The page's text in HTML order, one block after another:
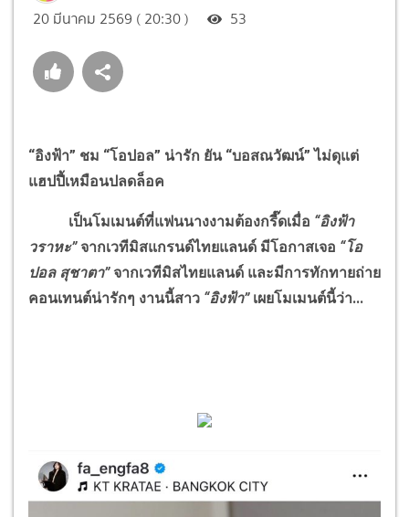
20 มีนาคม 2569 ( 20:30 ) 53
“อิงฟ้า” ชม “โอปอล” น่ารัก ยัน “บอสณวัฒน์” ไม่ดุแต่
แฮปปี้เหมือนปลดล็อค
เป็นโมเมนต์ที่แฟนนางงามต้องกรี๊ดเมื่อ “อิงฟ้า
วราหะ”จากเวทีมิสแกรนด์ไทยแลนด์ มีโอกาสเจอ “โอ
ปอล สุชาตา”จากเวทีมิสไทยแลนด์ และมีการทักทายถ่าย
คอนเทนต์น่ารักๆ งานนี้สาว “อิงฟ้า”เผยโมเมนต์นี้ว่า...